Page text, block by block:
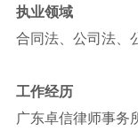
执业领域
合同法、公司法、
工作经历
广东卓信律师事务